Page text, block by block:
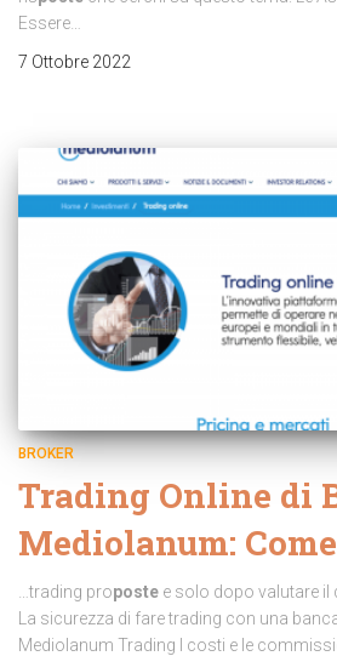
Essere…
7 Ottobre 2022
BROKER
Trading Online di
Mediolanum:
…trading proposte e solo dopo valutare il
La sicurezza di fare trading con una
Mediolanum Trading I costi e le